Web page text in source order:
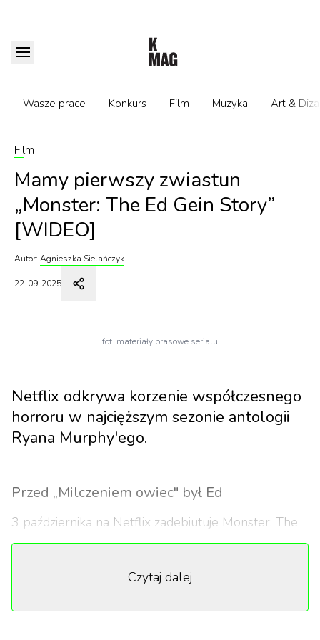
Wasze prace Konkurs Film Muzyka Art &
Film
Mamy pierwszy zwiastun
„Monster: The Ed Gein Story”
[WIDEO]
Autor: Agnieszka Sielańczyk
22-09-2025
fot. materiały prasowe serialu
Netflix odkrywa korzenie współczesnego
horroru w najcięższym sezonie antologii
Ryana Murphy'ego.
Przed „Milczeniem owiec" był Ed
3 października na Netflix zadebiutuje Monster: The
Ed Gein Story — trzeci sezon antologii crime'owej,
sięga teraz po postać uznaną za protoplastę
wszystkich serialowych morderców. Ed Gein,
Czytaj dalej